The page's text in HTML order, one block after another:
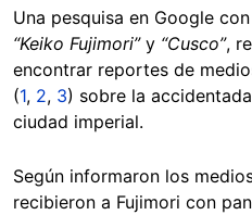
Una pesquisa en Google
“Keiko Fujimori”y “Cusco”,
encontrar reportes de
(1, 2, 3) sobre la
ciudad imperial.
Según informaron los
recibieron a Fujimori con